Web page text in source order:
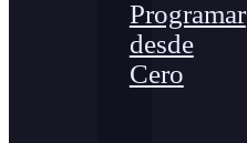
Programar
desde
Cero